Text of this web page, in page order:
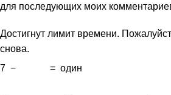
для последующих моих
Достигнут лимит времени.
снова.
7 − = один